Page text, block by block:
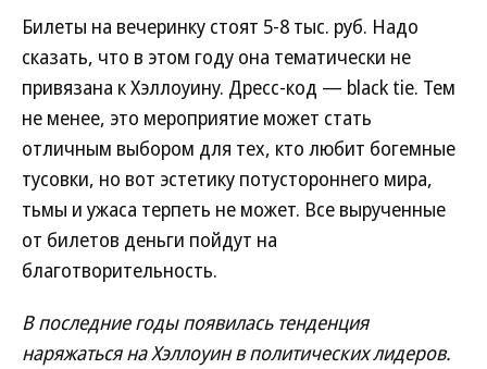
Билеты на вечеринку стоят 5-8 тыс. руб. Надо
сказать, что в этом году она тематически не
привязана к Хэллоуину. Дресс-код — black tie. Тем
не менее, это мероприятие может стать
отличным выбором для тех, кто любит богемные
тусовки, но вот эстетику потустороннего мира,
тьмы и ужаса терпеть не может. Все вырученные
от билетов деньги пойдут на
благотворительность.
В последние годы появилась тенденция
наряжаться на Хэллоуин в политических лидеров.